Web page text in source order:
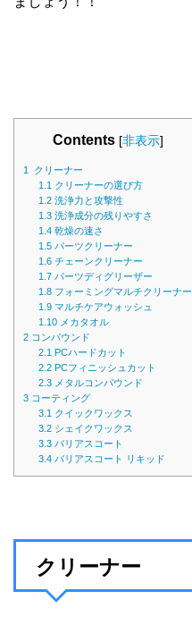
Contents [非表示]
1
クリーナー
1.1 クリーナーの選び方
1.2 洗浄力と攻撃性
1.3 洗浄成分の残りやすさ
1.4 乾燥の速さ
1.5 パーツクリーナー
1.6 チェーンクリーナー
1.7 パーツディグリーザー
1.8 フォーミングマルチクリーナー
1.9 マルチケアウォッシュ
1.10 メカタオル
2 コンパウンド
2.1
PCハードカット
2.2 PCフィニッシュカット
2.3 メタルコンパウンド
3 コーティング
3.1 クイックワックス
3.2 シェイクワックス
3.3 バリアスコート
3.4 バリアスコート リキッド
クリーナー